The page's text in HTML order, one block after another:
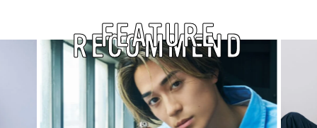
RECOMMEND
FEATURE